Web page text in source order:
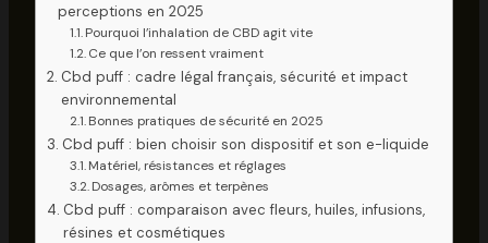
perceptions en 2025
Pourquoi l’inhalation de CBD agit vite
Ce que l’on ressent vraiment
Cbd puff : cadre légal français, sécurité et impact
environnemental
Bonnes pratiques de sécurité en 2025
Cbd puff : bien choisir son dispositif et son e-liquide
Matériel, résistances et réglages
Dosages, arômes et terpènes
Cbd puff : comparaison avec fleurs, huiles, infusions,
résines et cosmétiques